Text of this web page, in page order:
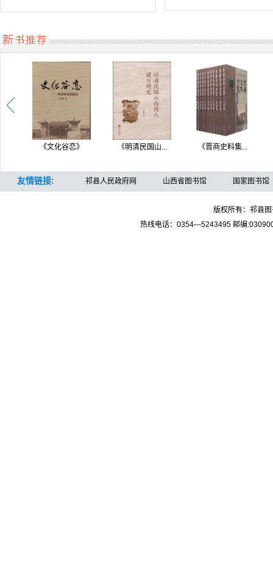
《文化谷恋》 《明清民国山... 《晋商史料集...
友情链接: 祁县人民政府网 山西省图书馆 国家图书馆
版权所有：祁县
热线电话：0354—5243495 邮编